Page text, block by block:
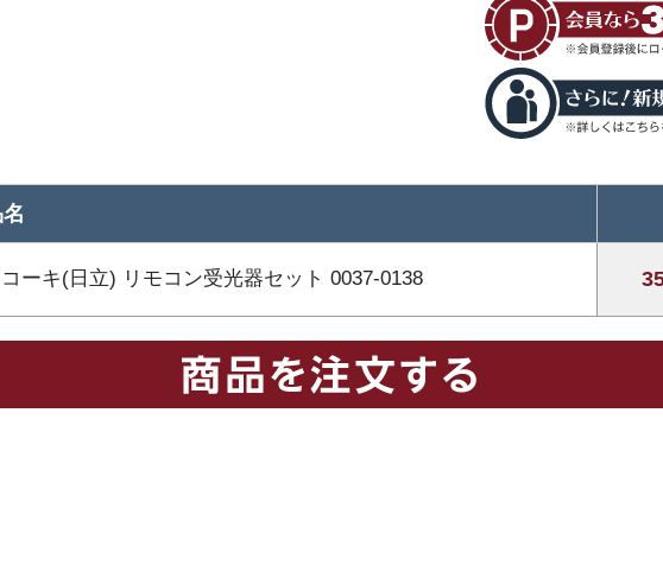
ーキ(日立) リモコン受光器セット 0037-0138